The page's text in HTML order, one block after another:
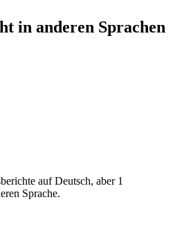
in anderen Sprachen
auf Deutsch, aber 1
Sprache.